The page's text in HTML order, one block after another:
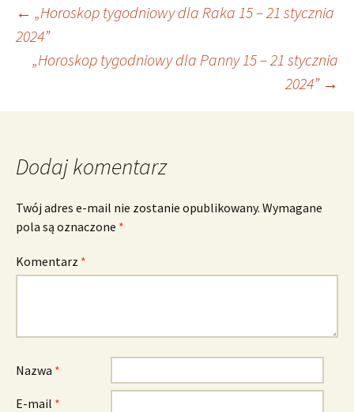
Nawigacja
wpisu
← „Horoskop tygodniowy dla Raka 15 – 21 stycznia
2024”
„Horoskop tygodniowy dla Panny 15 – 21 stycznia
2024” →
Dodaj komentarz
Twój adres e-mail nie zostanie opublikowany. Wymagane
pola są oznaczone *
Komentarz *
Nazwa *
E-mail *